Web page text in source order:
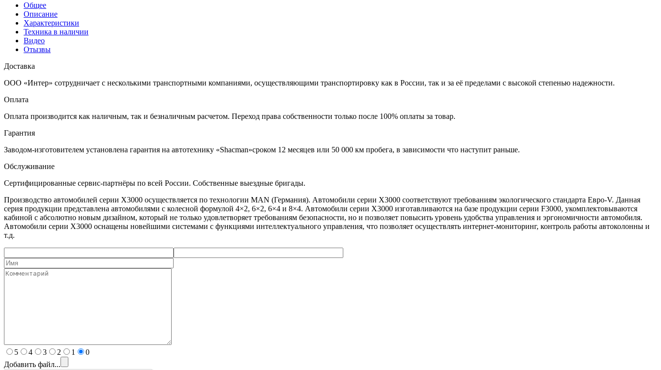
Общее
Описание
Характеристики
Техника в наличии
Видео
Отызвы
Доставка
ООО «Интер» сотрудничает с несколькими транспортными компаниями, осуществляющими транспортировку как в России, так и за её пределами с высокой степенью надежности.
Оплата
Оплата производится как наличным, так и безналичным расчетом. Переход права собственности только после 100% оплаты за товар.
Гарантия
Заводом-изготовителем установлена гарантия на автотехнику «Shacman»сроком 12 месяцев или 50 000 км пробега, в зависимости что наступит раньше.
Обслуживание
Сертифицированные сервис-партнёры по всей России. Собственные выездные бригады.
Производство автомобилей серии X3000 осуществляется по технологии MAN (Германия). Автомобили серии X3000 соответствуют требованиям экологического стандарта Евро-V. Данная
серия продукции представлена автомобилями с колесной формулой 4×2, 6×2, 6×4 и 8×4. Автомобили серии X3000 изготавливаются на базе продукции серии F3000, укомплектовываются
кабиной с абсолютно новым дизайном, который не только удовлетворяет требованиям безопасности, но и позволяет повысить уровень удобства управления и эргономичности автомобиля.
Автомобили серии X3000 оснащены новейшими системами с функциями интеллектуального управления, что позволяет осуществлять интернет-мониторинг, контроль работы автоколонны и
т.д.
5 4 3 2 1
0
Добавить файл...